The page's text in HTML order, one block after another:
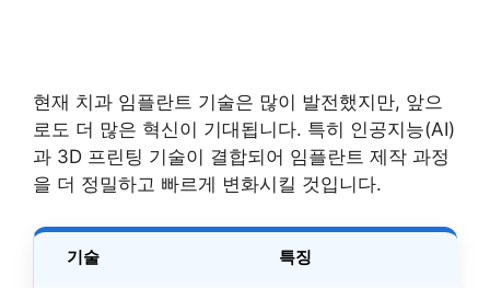
현재 치과 임플란트 기술은 많이 발전했지만, 앞으
로도 더 많은 혁신이 기대됩니다. 특히 인공지능(AI)
과 3D 프린팅 기술이 결합되어 임플란트 제작 과정
을 더 정밀하고 빠르게 변화시킬 것입니다.
기술 특징